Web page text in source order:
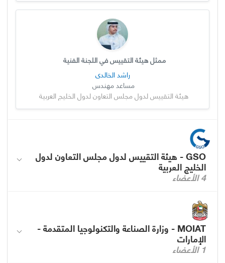
ممثل هيئة التقييس في اللجنة الفنية
راشد الخالدي
مساعد مهندس
هيئة التقييس لدول مجلس التعاون لدول الخليج العربية
GSO - هيئة التقييس لدول مجلس التعاون لدول
الخليج العربية
4 الأعضاء
MOIAT - وزارة الصناعة والتكنولوجيا المتقدمة -
الإمارات
1 الأعضاء